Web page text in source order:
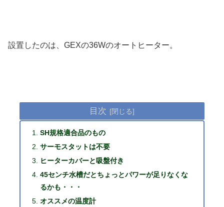
設置したのは、GEXの36Wのオートヒーター。
目次
SH規格適合品のもの
サーモスタットは不要
ヒーターカバーと吸盤付き
45センチ水槽だとちょっとパワーが足りなくな
るかも・・・
オススメの温度計